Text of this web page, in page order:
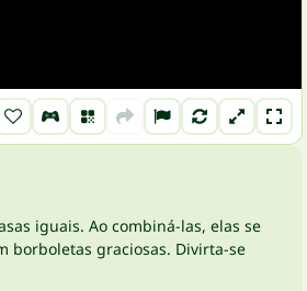
iguais. Ao combiná-las, elas se
borboletas graciosas. Divirta-se